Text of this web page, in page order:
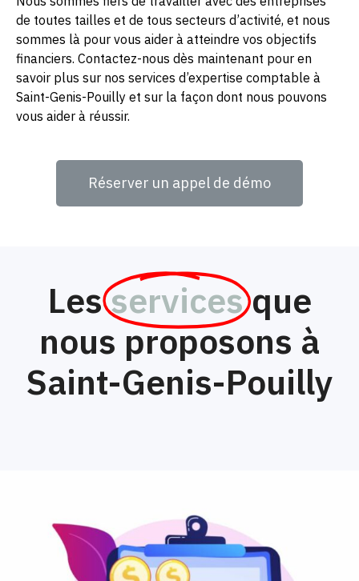
de toutes tailles et de tous secteurs d’activité, et nous
sommes là pour vous aider à atteindre vos objectifs
financiers. Contactez-nous dès maintenant pour en
savoir plus sur nos services d’expertise comptable à
Saint-Genis-Pouilly et sur la façon dont nous pouvons
vous aider à réussir.
Réserver un appel de démo
Lesservices que
nous proposons à
Saint-Genis-Pouilly